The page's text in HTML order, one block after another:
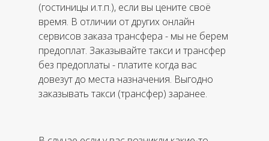
(гостиницы и.т.п.), если вы цените своё
время. В отличии от других онлайн
сервисов заказа трансфера - мы не берем
предоплат. Заказывайте такси и трансфер
без предоплаты - платите когда вас
довезут до места назначения. Выгодно
заказывать такси (трансфер) заранее.